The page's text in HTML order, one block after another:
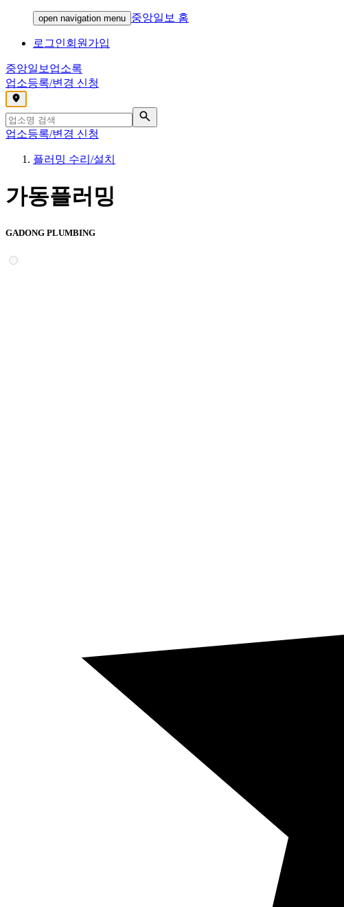
open navigation menu 중앙일보 홈
로그인회원가입
중앙일보 업소록
업소등록/변경 신청
,
업소등록/변경 신청
플러밍 수리/설치
가동플러밍
GADONG PLUMBING